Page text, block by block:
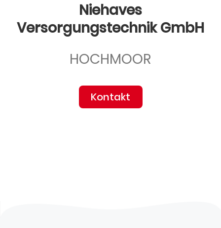
Niehaves
Versorgungstechnik GmbH
HOCHMOOR
Kontakt